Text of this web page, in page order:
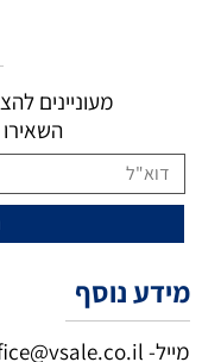
מעוניינים
מידע נוסף
מייל-